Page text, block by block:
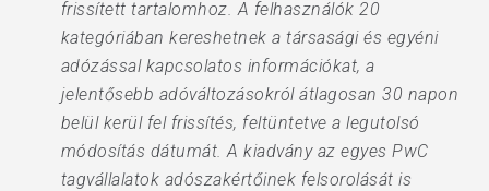
frissített tartalomhoz. A felhasználók 20
kategóriában kereshetnek a társasági és egyéni
adózással kapcsolatos információkat, a
jelentősebb adóváltozásokról átlagosan 30 napon
belül kerül fel frissítés, feltüntetve a legutolsó
módosítás dátumát. A kiadvány az egyes PwC
tagvállalatok adószakértőinek felsorolását is